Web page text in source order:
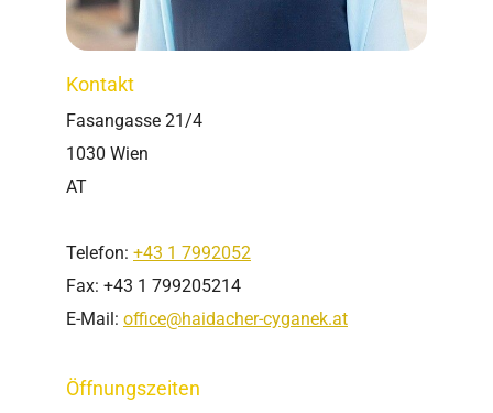
Kontakt
Fasangasse 21/4
1030 Wien
AT
Telefon: +43 1 7992052
Fax: +43 1 799205214
E-Mail: office@haidacher-cyganek.at
Öffnungszeiten